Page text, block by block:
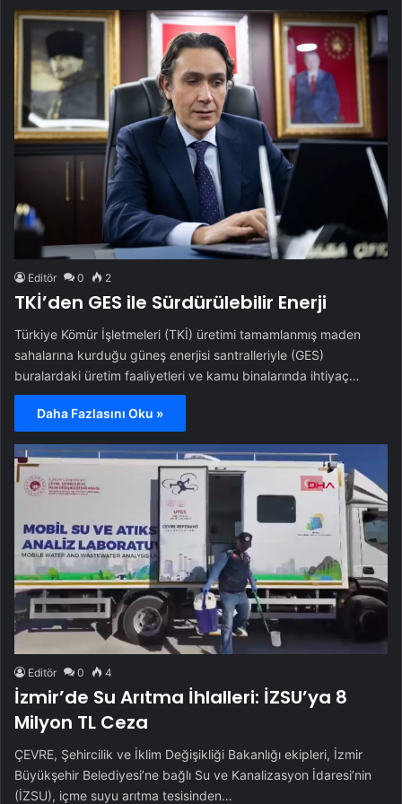
Editör 0 2
TKİ’den GES ile Sürdürülebilir Enerji
Türkiye Kömür İşletmeleri (TKİ) üretimi tamamlanmış maden
sahalarına kurduğu güneş enerjisi santralleriyle (GES)
buralardaki üretim faaliyetleri ve kamu binalarında ihtiyaç…
Daha Fazlasını Oku »
Editör 0 4
İzmir’de Su Arıtma İhlalleri: İZSU’ya 8
Milyon TL Ceza
ÇEVRE, Şehircilik ve İklim Değişikliği Bakanlığı ekipleri, İzmir
Büyükşehir Belediyesi’ne bağlı Su ve Kanalizasyon İdaresi’nin
(İZSU), içme suyu arıtma tesisinden…